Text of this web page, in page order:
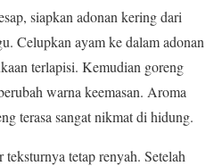
siapkan adonan kering dari
Celupkan ayam ke dalam adonan
terlapisi. Kemudian goreng
warna keemasan. Aroma
terasa sangat nikmat di hidung.
tetap renyah. Setelah